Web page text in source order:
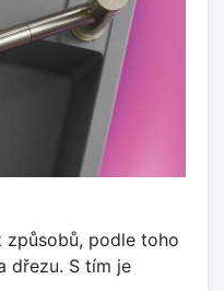
způsobů, podle toho
dřezu. S tím je